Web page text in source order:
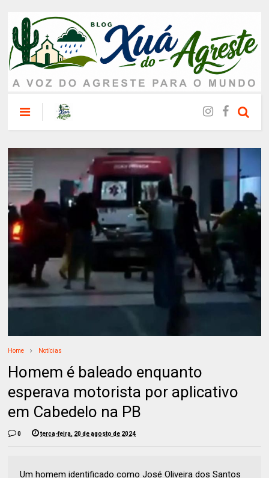
Home Notícias
Homem é baleado enquanto
esperava motorista por aplicativo
em Cabedelo na PB
0 terça-feira, 20 de agosto de 2024
Um homem identificado como José Oliveira dos Santos